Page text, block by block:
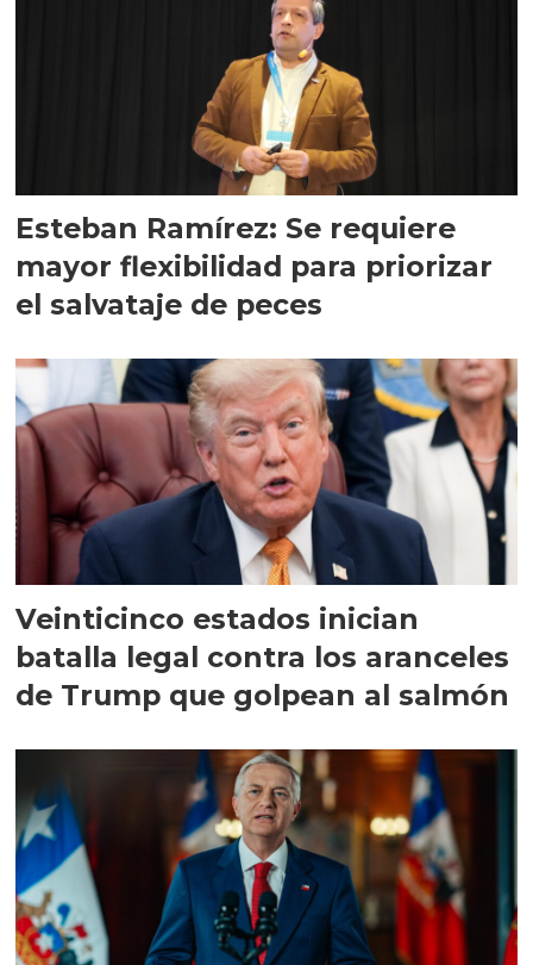
Esteban Ramírez: Se requiere
mayor flexibilidad para priorizar
el salvataje de peces
Veinticinco estados inician
batalla legal contra los aranceles
de Trump que golpean al salmón